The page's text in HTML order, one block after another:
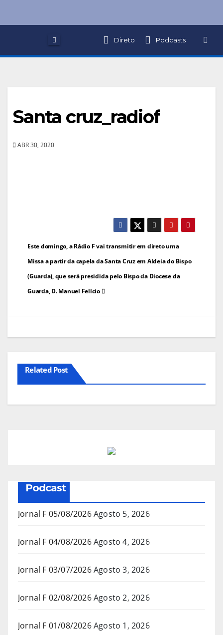
Direto Podcasts
Santa cruz_radiof
ABR 30, 2020
Navegação
de
artigos
Este domingo, a Rádio F vai transmitir em direto uma
Missa a partir da capela da Santa Cruz em Aldeia do Bispo
(Guarda), que será presidida pelo Bispo da Diocese da
Guarda, D. Manuel Felício
Related Post
Podcast
Jornal F 05/08/2026Agosto 5, 2026
Jornal F 04/08/2026Agosto 4, 2026
Jornal F 03/07/2026Agosto 3, 2026
Jornal F 02/08/2026Agosto 2, 2026
Jornal F 01/08/2026Agosto 1, 2026